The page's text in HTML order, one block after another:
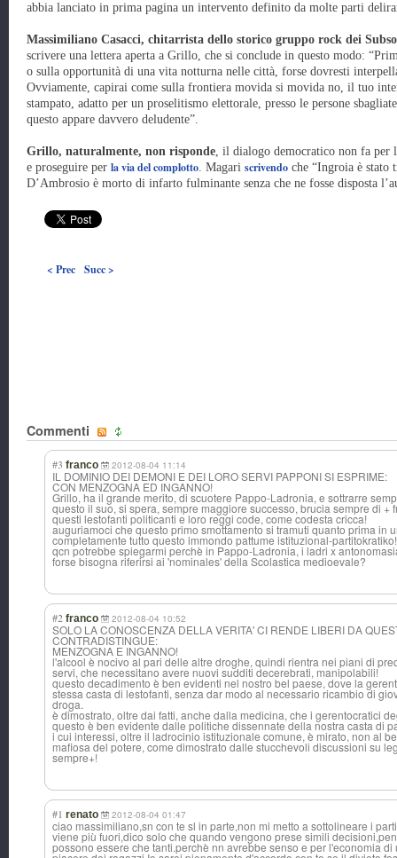
abbia lanciato in prima pagina un intervento definito da molte parti
Massimiliano Casacci, chitarrista dello storico gruppo rock dei
scrivere una lettera aperta a Grillo, che si conclude in questo modo:
o sulla opportunità di una vita notturna nelle città, forse dovresti
Ovviamente, capirai come sulla frontiera movida si movida no, il tuo
stampato, adatto per un proselitismo elettorale, presso le persone
questo appare davvero deludente”.
Grillo, naturalmente, non risponde, il dialogo democratico non fa per
e proseguire per la via del complotto. Magari scrivendo che “Ingroia è stato
D’Ambrosio è morto di infarto fulminante senza che ne fosse disposta
< Prec Succ >
Commenti
#3 franco 2012-08-04 11:14
IL DOMINIO DEI DEMONI E DEI LORO SERVI PAPPONI SI ESPRIME:
CON MENZOGNA ED INGANNO!
Grillo, ha il grande merito, di scuotere Pappo-Ladronia, e sottrarre
questo il suo, si spera, sempre maggiore successo, brucia sempre di
questi lestofanti politicanti e loro reggi code, come codesta cricca!
auguriamoci che questo primo smottamento si tramuti quanto prima in
completamente tutto questo immondo pattume istituzional-partitokratiko!
qcn potrebbe spiegarmi perchè in Pappo-Ladronia, i ladri x
forse bisogna riferirsi ai 'nominales' della Scolastica medioevale?
#2 franco 2012-08-04 10:52
SOLO LA CONOSCENZA DELLA VERITA' CI RENDE LIBERI DA
CONTRADISTINGUE:
MENZOGNA E INGANNO!
l'alcool è nocivo al pari delle altre droghe, quindi rientra nei piani di
servi, che necessitano avere nuovi sudditi decerebrati, manipolabili!
questo decadimento è ben evidenti nel nostro bel paese, dove la
stessa casta di lestofanti, senza dar modo al necessario ricambio di
droga.
è dimostrato, oltre dai fatti, anche dalla medicina, che i gerentocratici
questo è ben evidente dalle politiche dissennate della nostra casta di
i cui interessi, oltre il ladrocinio istituzionale comune, è mirato, non al
mafiosa del potere, come dimostrato dalle stucchevoli discussioni su
sempre+!
#1 renato 2012-08-04 01:47
ciao massimiliano,sn con te sl in parte,non mi metto a sottolineare i
viene più fuori,dico solo che quando vengono prese simili
possono essere che tanti.perchè nn avrebbe senso e per l'economia